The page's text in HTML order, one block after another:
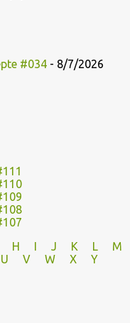
#034 - 8/7/2026
H I J K L
M
U V
W X Y